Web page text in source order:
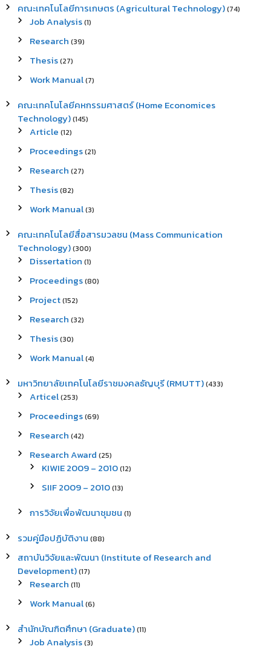
คณะเทคโนโลยีการเกษตร (Agricultural Technology)(74)
Job Analysis(1)
Research (39)
Thesis(27)
Work Manual(7)
คณะเทคโนโลยีคหกรรมศาสตร์ (Home Economices
Technology)(145)
Article (12)
Proceedings(21)
Research (27)
Thesis(82)
Work Manual(3)
คณะเทคโนโลยีสื่อสารมวลชน (Mass Communication
Technology)(300)
Dissertation (1)
Proceedings(80)
Project(152)
Research (32)
Thesis(30)
Work Manual(4)
มหาวิทยาลัยเทคโนโลยีราชมงคลธัญบุรี (RMUTT)(433)
Articel(253)
Proceedings(69)
Research (42)
Research Award (25)
KIWIE 2009 – 2010(12)
SIIF 2009 – 2010(13)
การวิจัยเพื่อพัฒนาชุมชน (1)
รวมคู่มือปฏิบัติงาน (88)
สถาบันวิจัยและพัฒนา (Institute of Research and
Development)(17)
Research (11)
Work Manual(6)
สำนักบัณฑิตศึกษา (Graduate)(11)
Job Analysis(3)